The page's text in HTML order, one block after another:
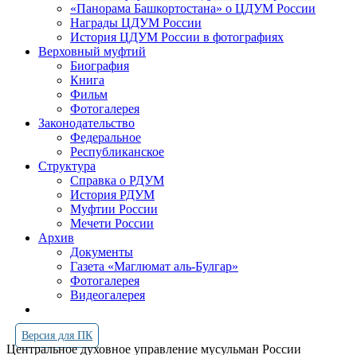
«Панорама Башкортостана» о ЦДУМ России
Награды ЦДУМ России
История ЦДУМ России в фотографиях
Верховный муфтий
Биография
Книга
Фильм
Фотогалерея
Законодательство
Федеральное
Республиканское
Структура
Справка о РДУМ
История РДУМ
Муфтии России
Мечети России
Архив
Документы
Газета «Маглюмат аль-Булгар»
Фотогалерея
Видеогалерея
Версия для ПК
Центральное духовное управление мусульман России